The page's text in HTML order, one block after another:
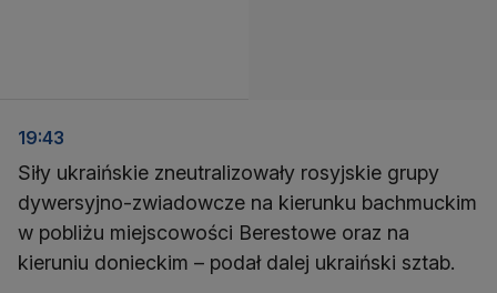
19:43
Siły ukraińskie zneutralizowały rosyjskie grupy
dywersyjno-zwiadowcze na kierunku bachmuckim
w pobliżu miejscowości Berestowe oraz na
kieruniu donieckim – podał dalej ukraiński sztab.